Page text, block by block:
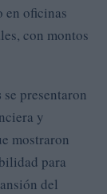
en oficinas
con montos
se presentaron
y
mostraron
para
del